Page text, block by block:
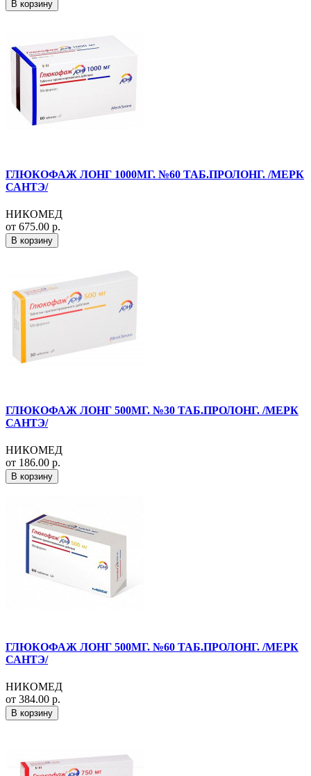
В корзину
ГЛЮКОФАЖ ЛОНГ 1000МГ. №60 ТАБ.ПРОЛОНГ. /МЕРК
САНТЭ/
НИКОМЕД
от 675.00 р.
В корзину
ГЛЮКОФАЖ ЛОНГ 500МГ. №30 ТАБ.ПРОЛОНГ. /МЕРК
САНТЭ/
НИКОМЕД
от 186.00 р.
В корзину
ГЛЮКОФАЖ ЛОНГ 500МГ. №60 ТАБ.ПРОЛОНГ. /МЕРК
САНТЭ/
НИКОМЕД
от 384.00 р.
В корзину